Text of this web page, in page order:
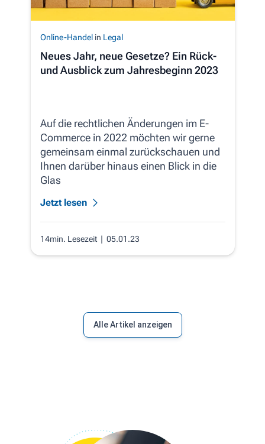
Online-Handel in Legal
Neues Jahr, neue Gesetze? Ein Rück-
und Ausblick zum Jahresbeginn 2023
Auf die rechtlichen Änderungen im E-
Commerce in 2022 möchten wir gerne
gemeinsam einmal zurückschauen und
Ihnen darüber hinaus einen Blick in die
Glas
Jetzt lesen
14min. Lesezeit | 05.01.23
Alle Artikel anzeigen